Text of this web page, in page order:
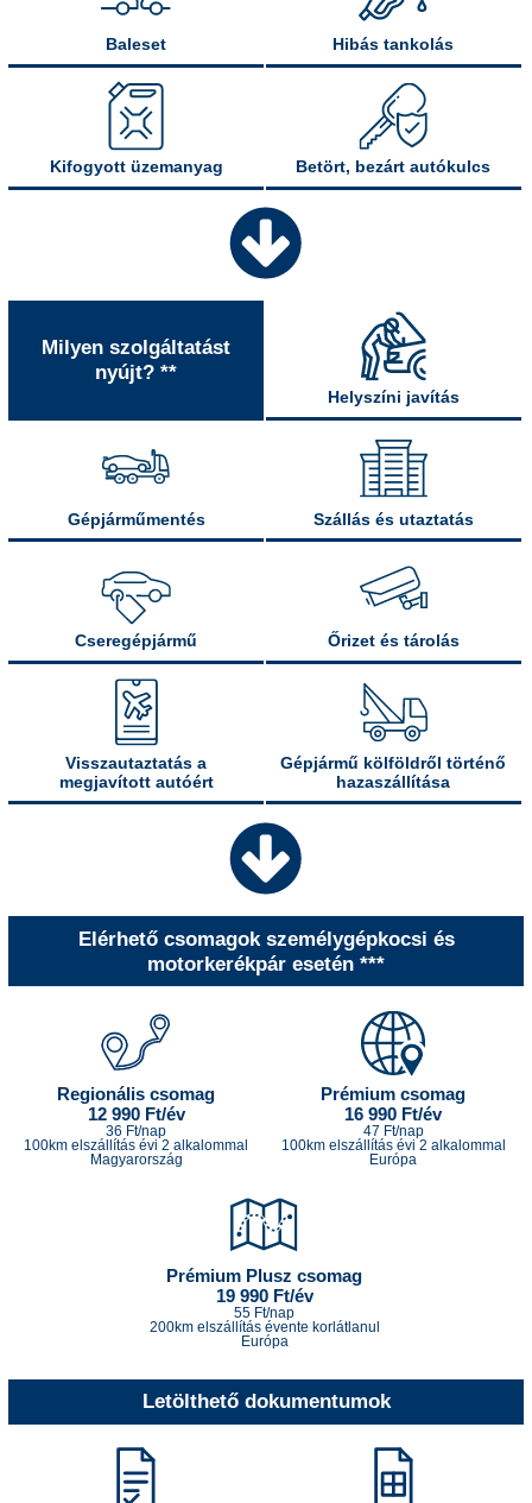
Baleset Hibás tankolás
Kifogyott üzemanyag Betört, bezárt autókulcs
Milyen szolgáltatást
nyújt? **
Helyszíni javítás
Gépjárműmentés Szállás és utaztatás
Cseregépjármű Őrizet és tárolás
Visszautaztatás a
megjavított autóért
Gépjármű kölföldről történő
hazaszállítása
Elérhető csomagok személygépkocsi és
motorkerékpár esetén ***
Regionális csomag
12 990 Ft/év
36 Ft/nap
100km elszállítás évi 2 alkalommal
Magyarország
Prémium csomag
16 990 Ft/év
47 Ft/nap
100km elszállítás évi 2 alkalommal
Európa
Prémium Plusz csomag
19 990 Ft/év
55 Ft/nap
200km elszállítás évente korlátlanul
Európa
Letölthető dokumentumok